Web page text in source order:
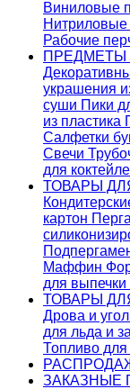
Виниловые
Нитриловые
Рабочие
ПРЕДМЕТЫ
украшения
суши Пики
из пластика
Салфетки
Свечи
для
ТОВАРЫ
картон
Маффин
для
ТОВАРЫ
Дрова и
для льда и
Топливо
ЗАКАЗНЫЕ